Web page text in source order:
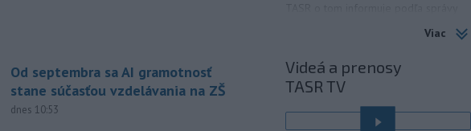
Od septembra sa AI gramotnosť
stane súčasťou vzdelávania na ZŠ
dnes 10:53
sobotu schválil Todda Blanchea
ako ministra
bol poverený vedením tohto rezortu
od apríla, keď americký prezident
Viac
Videá a prenosy
TASR TV